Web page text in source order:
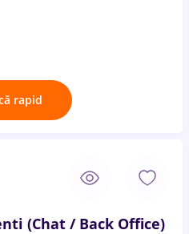
rapid
(Chat / Back Office)